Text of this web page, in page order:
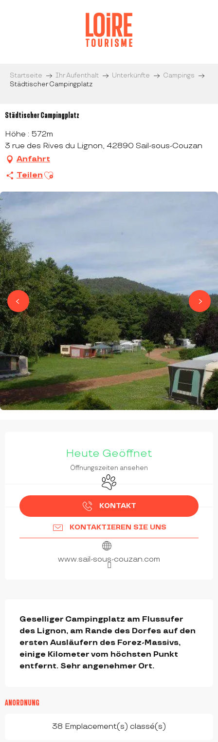
Startseite Ihr Aufenthalt Unterkünfte
Campings
Städtischer Campingplatz
Städtischer Campingplatz
Höhe : 572m
3 rue des Rives du Lignon, 42890 Sail-sous-Couzan
Anfahrt
Teilen Ajouter aux favoris
Heute Geöffnet
Öffnungszeiten ansehen
Tiere erlaubt
KONTAKT
KONTAKTIEREN SIE UNS
www.sail-sous-couzan.com
Geselliger Campingplatz am Flussufer
des Lignon, am Rande des Dorfes auf den
ersten Ausläufern des Forez-Massivs,
einige Kilometer vom höchsten Punkt
entfernt. Sehr angenehmer Ort.
ANORDNUNG
38 Emplacement(s) classé(s)